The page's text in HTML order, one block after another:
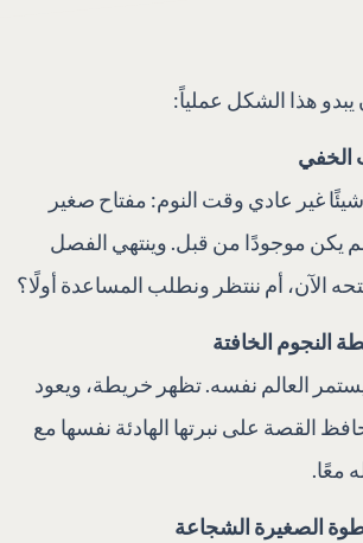
هذا الشكل عملياً:
الخفي
غير عادي وقت النوم: مفتاح صغير
يكن موجودًا من قبل. وينتهي الفصل
الآن، أم ننتظر ونطلب المساعدة أولًا؟
النجوم الخافتة
العالم نفسه. تظهر خريطة، ويعود
القصة على نبرتها الهادئة نفسها مع
معًا.
الصغيرة الشجاعة